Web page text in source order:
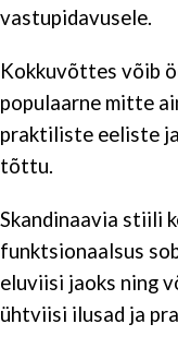
vastupidavusele.
Kokkuvõttes võib
populaarne mitte
praktiliste eeliste
tõttu.
Skandinaavia stiili
funktsionaalsus
eluviisi jaoks ning
ühtviisi ilusad ja